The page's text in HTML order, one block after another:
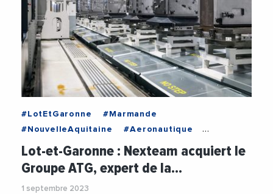
#LotEtGaronne
#Marmande
#NouvelleAquitaine
#Aeronautique
#Industrie
#VieDesEntreprises
Lot-et-Garonne : Nexteam acquiert le
Groupe ATG, expert de la…
1 septembre 2023